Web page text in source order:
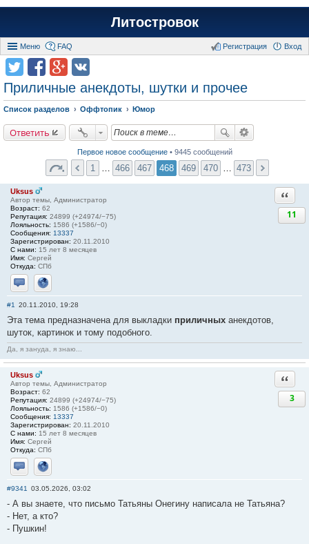
Литостровок
Меню FAQ Вход
Регистрация
Приличные анекдоты, шутки и прочее
Список разделов Оффтопик Юмор
Ответить
Первое новое сообщение• 9445 сообщений
1 466 467 468 469 470 473
Uksus
Автор темы, Администратор
Возраст: 62
Репутация: 24899 (+24974/−75)
Лояльность: 1586 (+1586/−0)
Сообщения: 13337
Зарегистрирован: 20.11.2010
С нами: 15 лет 8 месяцев
Имя: Сергей
Откуда: СПб
Отправить личное сообщение
Сайт
11
#1 20.11.2010, 19:28
Эта тема предназначена для выкладки приличных анекдотов,
шуток, картинок и тому подобного.
Да, я зануда, я знаю...
Uksus
Автор темы, Администратор
Возраст: 62
Репутация: 24899 (+24974/−75)
Лояльность: 1586 (+1586/−0)
Сообщения: 13337
Зарегистрирован: 20.11.2010
С нами: 15 лет 8 месяцев
Имя: Сергей
Откуда: СПб
Отправить личное сообщение
Сайт
3
#9341 03.05.2026, 03:02
- А вы знаете, что письмо Татьяны Онегину написала не Татьяна?
- Нет, а кто?
- Пушкин!